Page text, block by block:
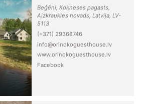
Beģēni, Kokneses pagasts,
Aizkraukles novads, Latvija, LV-
5113
(+371) 29368746
info@orinokoguesthouse.lv
www.orinokoguesthouse.lv
Facebook